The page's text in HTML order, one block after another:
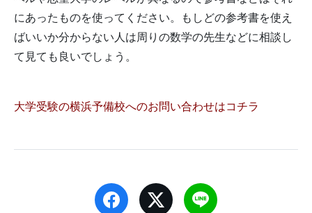
にあったものを使ってください。もしどの参考書を使え
ばいいか分からない人は周りの数学の先生などに相談し
て見ても良いでしょう。
大学受験の横浜予備校へのお問い合わせはコチラ